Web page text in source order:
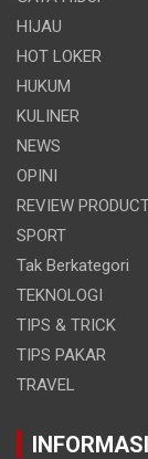
HIJAU
HOT LOKER
HUKUM
KULINER
NEWS
OPINI
REVIEW
SPORT
Tak Berkategori
TEKNOLOGI
TIPS & TRICK
TIPS PAKAR
TRAVEL
INFORMASI